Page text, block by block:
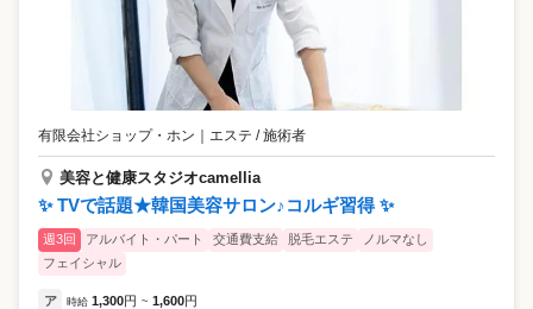
有限会社ショップ・ホン エステ / 施術者
美容と健康スタジオcamellia
✨ TVで話題★韓国美容サロン♪コルギ習得 ✨
週3回 アルバイト・パート 交通費支給 脱毛エステ
ノルマなし
フェイシャル
ア 時給 1,300円 ~ 1,600円